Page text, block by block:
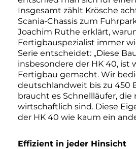
Insgesamt zählt Krösche
Scania-Chassis zum
Joachim Ruthe erklärt,
Fertigbauspezialist immer
Serie entscheidet: „Diese
insbesondere der HK 40, ist
Fertigbau gemacht. Wir
deutschlandweit bis zu 450
braucht es Schnellläufer,
wirtschaftlich sind. Diese
der HK 40 wie kaum ein
Effizient in jeder Hinsicht